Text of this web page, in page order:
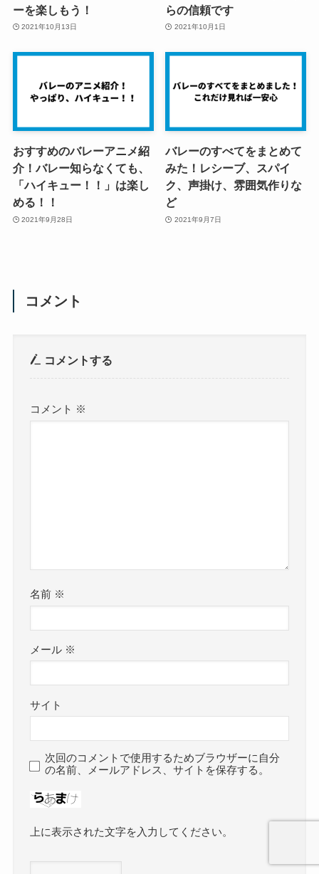
ーを楽しもう！
2021年10月13日
らの信頼です
2021年10月1日
おすすめのバレーアニメ紹
介！バレー知らなくても、
「ハイキュー！！」は楽し
める！！
2021年9月28日
バレーのすべてをまとめて
みた！レシーブ、スパイ
ク、声掛け、雰囲気作りな
ど
2021年9月7日
コメント
コメントする
コメント ※
名前 ※
メール ※
サイト
次回のコメントで使用するためブラウザーに自分
の名前、メールアドレス、サイトを保存する。
上に表示された文字を入力してください。